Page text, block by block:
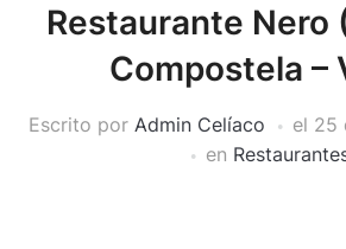
Restaurante Nero
Compostela –
Escrito por Admin Celíaco el 25
en